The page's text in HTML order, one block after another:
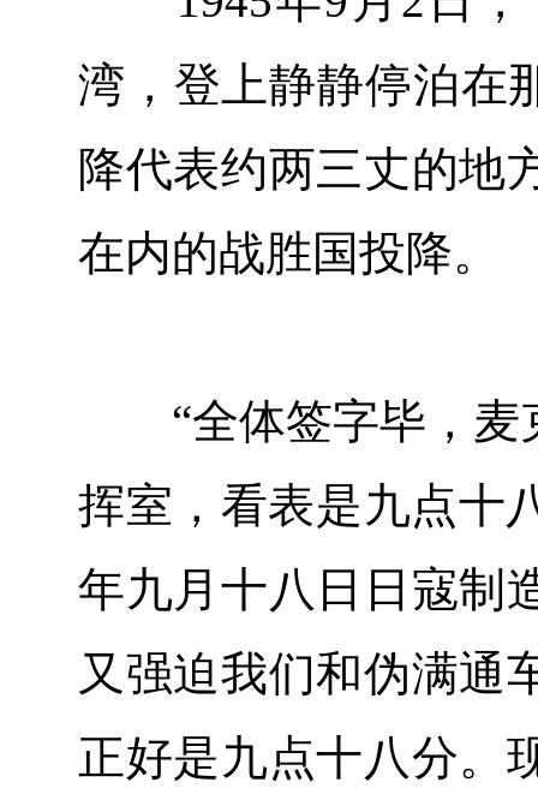
湾，登上静静停泊在
降代表约两三丈的地
在内的战胜国投降。
“全体签字毕，麦
挥室，看表是九点十
年九月十八日日寇制
又强迫我们和伪满通
正好是九点十八分。